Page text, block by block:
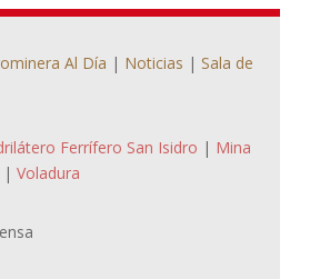
Al Día | Noticias | Sala de
Ferrífero San Isidro | Mina
| Voladura